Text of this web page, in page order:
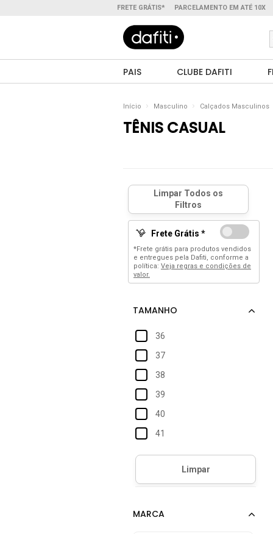
FRETE GRÁTIS* PARCELAMENTO EM ATÉ 10X
PAIS CLUBE DAFITI
Início Masculino Calçados Masculinos
TÊNIS CASUAL
Frete Grátis *
*Frete grátis para produtos vendidos
e entregues pela Dafiti, conforme a
política: Veja regras e condições de
valor.
36
37
38
39
40
41
42
45